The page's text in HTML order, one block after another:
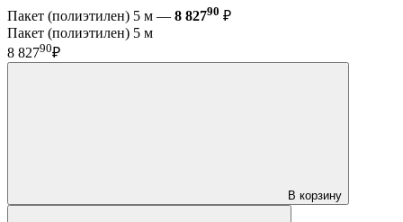
Пакет (полиэтилен) 5 м — 8 82790 ₽
Пакет (полиэтилен) 5 м
8 82790₽
В корзину